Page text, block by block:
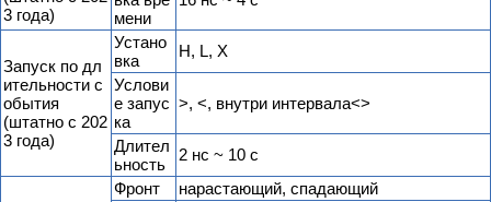
3 года)
мени
Запуск по дл
ительности с
обытия
(штатно с 202
3 года)
Устано
вка
H, L, X
Услови
е запус
ка
>, <, внутри интервала<>
Длител
ьность
2 нс ~ 10 с
Фронт
нарастающий, спадающий